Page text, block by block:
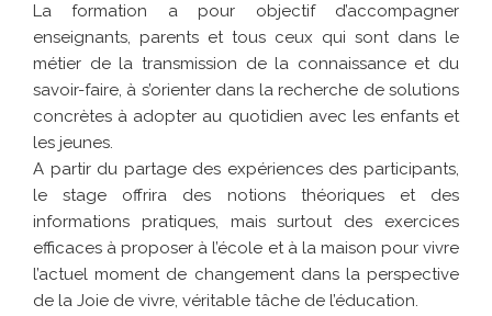
La formation a pour objectif d’accompagner
enseignants, parents et tous ceux qui sont dans le
métier de la transmission de la connaissance et du
savoir-faire, à s’orienter dans la recherche de solutions
concrètes à adopter au quotidien avec les enfants et
les jeunes.
A partir du partage des expériences des participants,
le stage offrira des notions théoriques et des
informations pratiques, mais surtout des exercices
efficaces à proposer à l’école et à la maison pour vivre
l’actuel moment de changement dans la perspective
de la Joie de vivre, véritable tâche de l’éducation.